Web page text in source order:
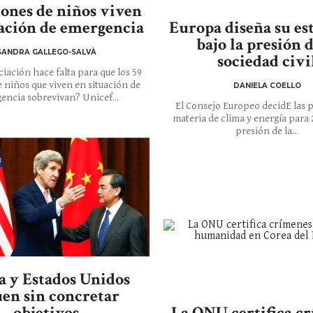
de niños viven
de emergencia
GALLEGO-SALVÀ
hace falta para que los 59
niños que viven en situación de
sobrevivan? Unicef...
Europa diseña su
bajo la presión
sociedad
DANIELA COELLO
El Consejo Europeo decidE las
materia de clima y energía para
presión de la...
y Estados Unidos
sin concretar